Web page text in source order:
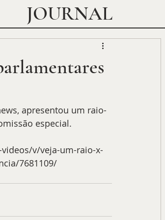
JOURNAL
apresentou um raio-
especial.
v/veja-um-raio-x-
7681109/